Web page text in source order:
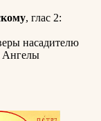
, глас 2:
насадителю
Ангелы